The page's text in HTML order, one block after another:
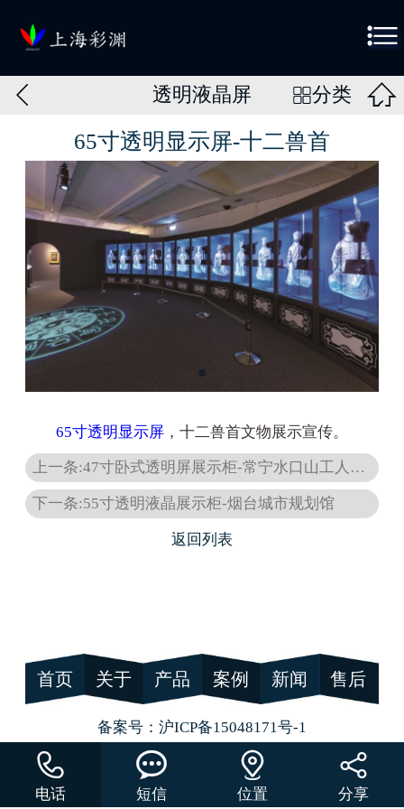

 透明液晶屏 
分类
65寸透明显示屏-十二兽首
65寸透明显示屏，十二兽首文物展示宣传。
上一条:47寸卧式透明屏展示柜-常宁水口山工人运动纪念馆
下一条:55寸透明液晶展示柜-烟台城市规划馆
返回列表
首页 关于 产品 案例 新闻 售后
备案号： 沪ICP备15048171号-1

电话

短信

位置

分享